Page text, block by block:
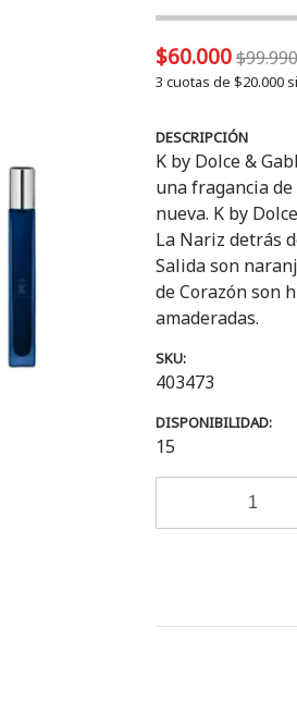
$60.000$99.990
3 cuotas de $20.000
DESCRIPCIÓN
K by Dolce &
una fragancia
nueva. K by
La Nariz detrás
Salida son
de Corazón son
amaderadas.
SKU:
403473
DISPONIBILIDAD:
15